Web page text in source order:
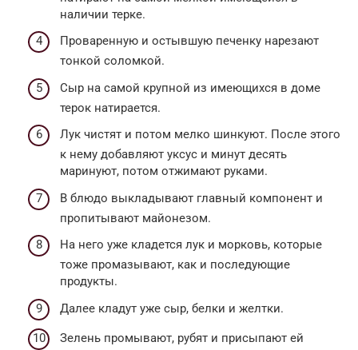
наличии терке.
Проваренную и остывшую печенку нарезают
тонкой соломкой.
Сыр на самой крупной из имеющихся в доме
терок натирается.
Лук чистят и потом мелко шинкуют. После этого
к нему добавляют уксус и минут десять
маринуют, потом отжимают руками.
В блюдо выкладывают главный компонент и
пропитывают майонезом.
На него уже кладется лук и морковь, которые
тоже промазывают, как и последующие
продукты.
Далее кладут уже сыр, белки и желтки.
Зелень промывают, рубят и присыпают ей